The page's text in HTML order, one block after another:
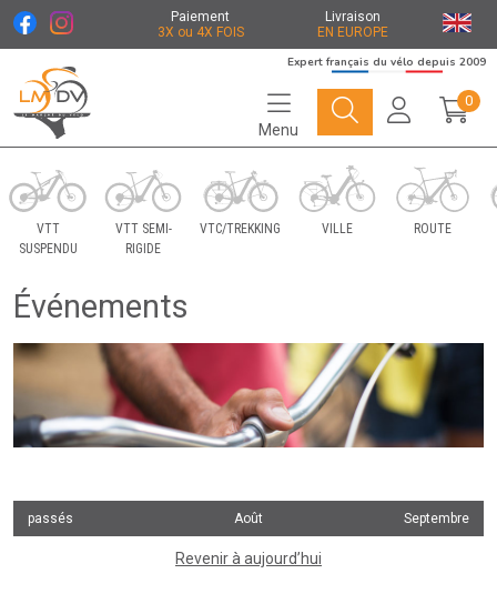
Paiement
3X ou 4X FOIS
Livraison
EN EUROPE
Le Marché du Vélo Votre distributeurs de vélo
Expert français du vélo depuis 2009
Menu
0
VTT
SUSPENDU
VTT SEMI-
RIGIDE
VTC/TREKKING VILLE ROUTE
Événements
passés Août Septembre
Revenir à aujourd’hui